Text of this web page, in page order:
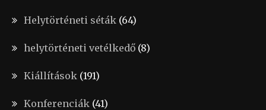
Helytörténeti séták (64)
helytörténeti vetélkedő (8)
Kiállítások (191)
Konferenciák (41)